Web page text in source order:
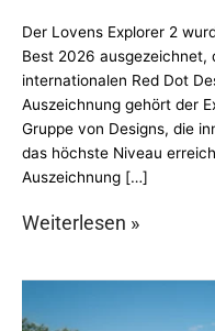
Der Lovens Explorer 2
Best 2026 ausgezeichnet,
internationalen Red Dot
Auszeichnung gehört der
Gruppe von Designs, die
das höchste Niveau
Auszeichnung […]
Weiterlesen »
Explorer